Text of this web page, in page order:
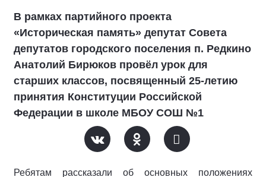
В рамках партийного проекта
«Историческая память» депутат Совета
депутатов городского поселения п. Редкино
Анатолий Бирюков провёл урок для
старших классов, посвященный 25-летию
принятия Конституции Российской
Федерации в школе МБОУ СОШ №1
Ребятам рассказали об основных положениях